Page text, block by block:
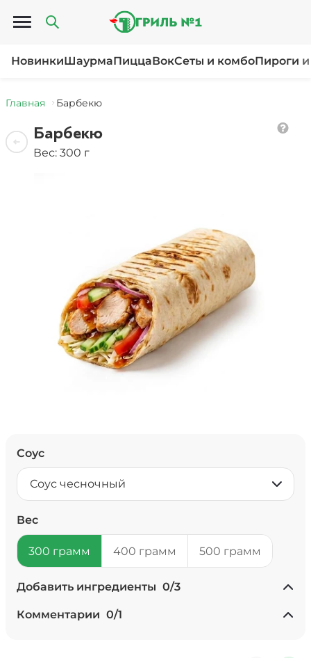
Открыть меню
НовинкиШаурмаПиццаВокСеты и комбоПироги
Главная Барбекю
Барбекю
Вес: 300 г
Соус
Соус чесночный
Вес
300 грамм 400 грамм 500 грамм
Добавить ингредиенты 0/3
+ Ананасы консервированные
(20 г)
Комментарии 0/1